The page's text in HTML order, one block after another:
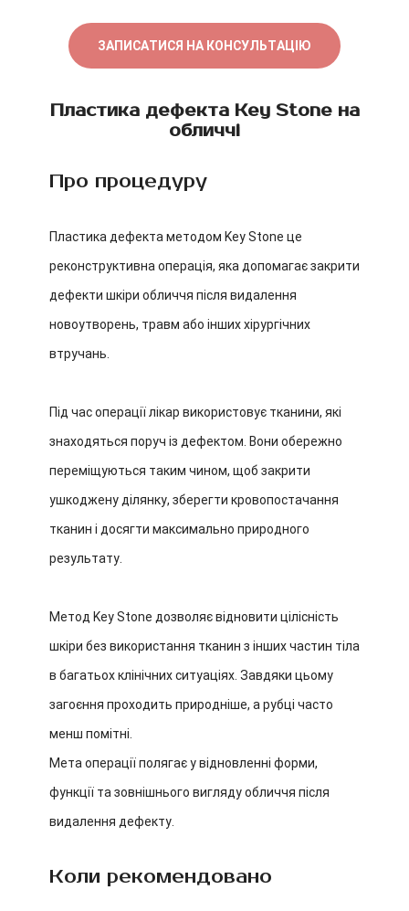
ЗАПИСАТИСЯ НА КОНСУЛЬТАЦІЮ
Пластика дефекта Key Stone на
обличчі
Про процедуру
Пластика дефекта методом Key Stone це
реконструктивна операція, яка допомагає закрити
дефекти шкіри обличчя після видалення
новоутворень, травм або інших хірургічних
втручань.
Під час операції лікар використовує тканини, які
знаходяться поруч із дефектом. Вони обережно
переміщуються таким чином, щоб закрити
ушкоджену ділянку, зберегти кровопостачання
тканин і досягти максимально природного
результату.
Метод Key Stone дозволяє відновити цілісність
шкіри без використання тканин з інших частин тіла
в багатьох клінічних ситуаціях. Завдяки цьому
загоєння проходить природніше, а рубці часто
менш помітні.
Мета операції полягає у відновленні форми,
функції та зовнішнього вигляду обличчя після
видалення дефекту.
Коли рекомендовано